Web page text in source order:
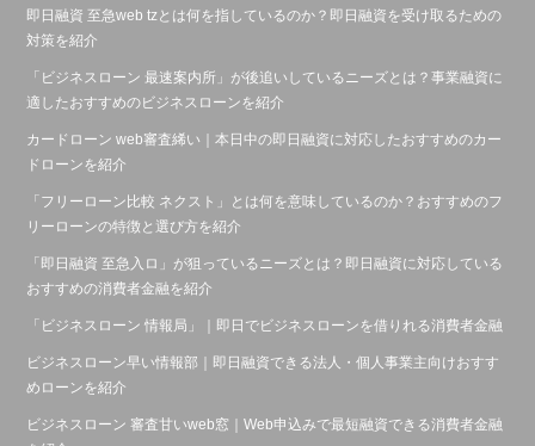
即日融資 至急web tzとは何を指しているのか？即日融資を受け取るための
対策を紹介
「ビジネスローン 最速案内所」が後追いしているニーズとは？事業融資に
適したおすすめのビジネスローンを紹介
カードローン web審査絺い｜本日中の即日融資に対応したおすすめのカー
ドローンを紹介
「フリーローン比較 ネクスト」とは何を意味しているのか？おすすめのフ
リーローンの特徴と選び方を紹介
「即日融資 至急入ロ」が狙っているニーズとは？即日融資に対応している
おすすめの消費者金融を紹介
「ビジネスローン 情報局」｜即日でビジネスローンを借りれる消費者金融
ビジネスローン早い情報部｜即日融資できる法人・個人事業主向けおすす
めローンを紹介
ビジネスローン 審査甘いweb窓｜Web申込みで最短融資できる消費者金融